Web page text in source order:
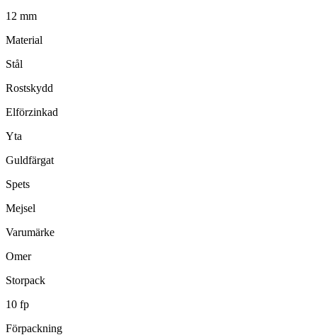
12 mm
Material
Stål
Rostskydd
Elförzinkad
Yta
Guldfärgat
Spets
Mejsel
Varumärke
Omer
Storpack
10 fp
Förpackning